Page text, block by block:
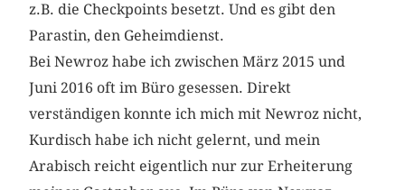
z.B. die Checkpoints besetzt. Und es gibt den
Parastin, den Geheimdienst.
Bei Newroz habe ich zwischen März 2015 und
Juni 2016 oft im Büro gesessen. Direkt
verständigen konnte ich mich mit Newroz nicht,
Kurdisch habe ich nicht gelernt, und mein
Arabisch reicht eigentlich nur zur Erheiterung